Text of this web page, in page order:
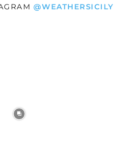
@WEATHERSICILY